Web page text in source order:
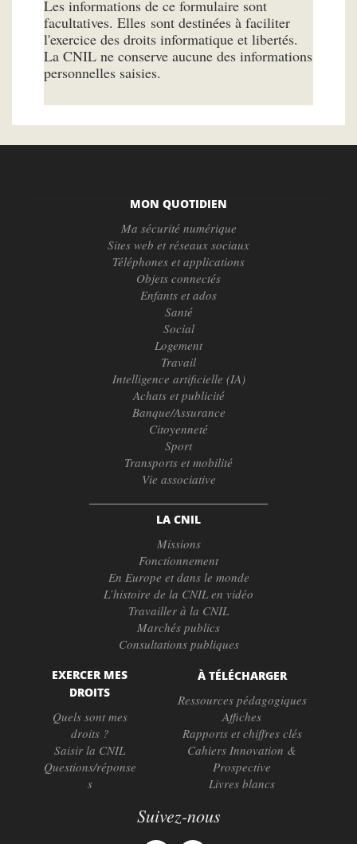
Les informations de ce formulaire sont
facultatives. Elles sont destinées à faciliter
l'exercice des droits informatique et libertés.
La CNIL ne conserve aucune des informations
personnelles saisies.
MON QUOTIDIEN
Ma sécurité numérique
Sites web et réseaux sociaux
Téléphones et applications
Objets connectés
Enfants et ados
Santé
Social
Logement
Travail
Intelligence artificielle (IA)
Achats et publicité
Banque/Assurance
Citoyenneté
Sport
Transports et mobilité
Vie associative
LA CNIL
Missions
Fonctionnement
En Europe et dans le monde
L’histoire de la CNIL en vidéo
Travailler à la CNIL
Marchés publics
Consultations publiques
EXERCER MES
DROITS
Quels sont mes
droits ?
Saisir la CNIL
Questions/réponse
s
À TÉLÉCHARGER
Ressources pédagogiques
Affiches
Rapports et chiffres clés
Cahiers Innovation &
Prospective
Livres blancs
Suivez-nous